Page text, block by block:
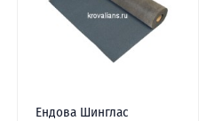
Ендова Шинглас